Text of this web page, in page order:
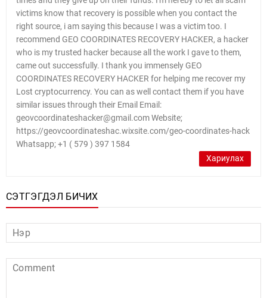
victims know that recovery is possible when you contact the
right source, i am saying this because I was a victim too. I
recommend GEO COORDINATES RECOVERY HACKER, a hacker
who is my trusted hacker because all the work I gave to them,
came out successfully. I thank you immensely GEO
COORDINATES RECOVERY HACKER for helping me recover my
Lost cryptocurrency. You can as well contact them if you have
similar issues through their Email Email:
geovcoordinateshacker@gmail.com Website;
https://geovcoordinateshac.wixsite.com/geo-coordinates-hack
Whatsapp; +1 ( 579 ) 397 1584
Хариулах
СЭТГЭГДЭЛ БИЧИХ